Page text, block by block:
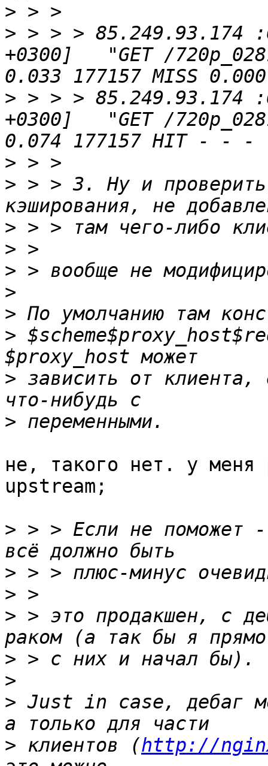
>
> > > > 85.249.93.174
+0300]   "GET /
> > > > 85.249.93.174
+0300]   "GET /
>
> > > 3. Ну и
>
>
>
>
>
>
> зависить от
>
не, такого нет. у меня
upstream;
> > > Если не поможет
>
>
> > это продакшен, с
>
>
> Just in case, дебаг
> клиентов (http://